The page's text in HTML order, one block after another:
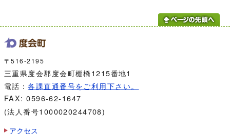
〒516-2195
三重県度会郡度会町棚橋1215番地1
電話：各課直通番号をご利用下さい。
FAX: 0596-62-1647
(法人番号1000020244708)
アクセス